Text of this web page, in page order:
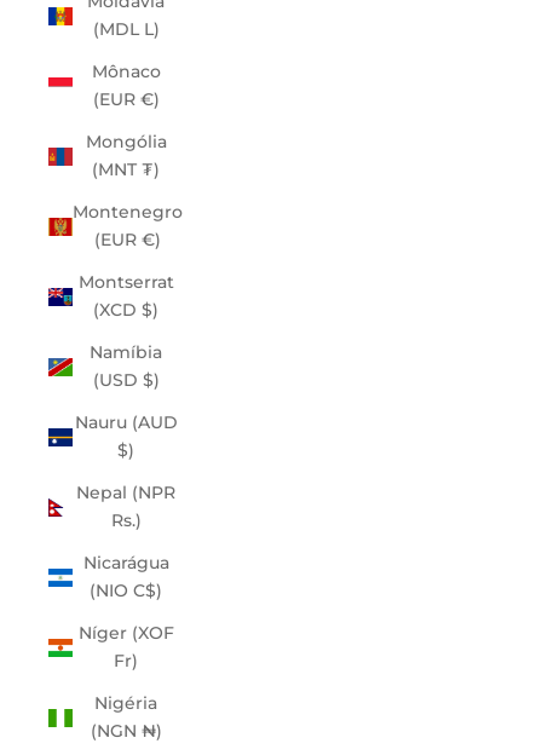
(MDL L)
Mônaco
(EUR €)
Mongólia
(MNT ₮)
Montenegro
(EUR €)
Montserrat
(XCD $)
Namíbia
(USD $)
Nauru (AUD
$)
Nepal (NPR
Rs.)
Nicarágua
(NIO C$)
Níger (XOF
Fr)
Nigéria
(NGN ₦)